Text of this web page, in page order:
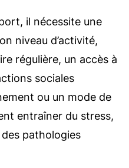
il nécessite une
niveau d’activité,
régulière, un accès à
sociales
ou un mode de
entraîner du stress,
pathologies